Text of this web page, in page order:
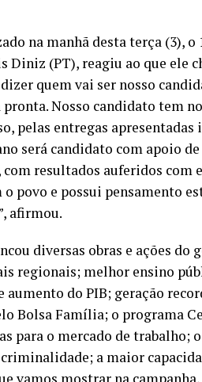
na manhã desta terça (3),
Diniz (PT), reagiu ao que ele
quem vai ser nosso
pronta. Nosso candidato tem
pelas entregas
será candidato com apoio
resultados auferidos com
povo e possui pensamento
afirmou.
diversas obras e ações
regionais; melhor ensino
aumento do PIB; geração
Bolsa Família; o programa
para o mercado de
criminalidade; a maior